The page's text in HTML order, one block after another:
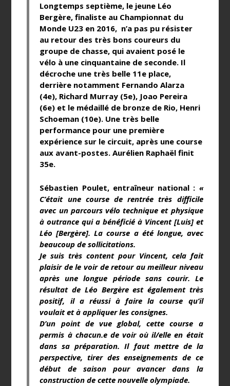
Longtemps septième, le jeune Léo
Bergère, finaliste au Championnat du
Monde U23 en 2016, n’a pas pu résister
au retour des très bons coureurs du
groupe de chasse, qui avaient posé le
vélo à une cinquantaine de seconde. Il
décroche une très belle 11e place,
derrière notamment Fernando Alarza
(4e), Richard Murray (5e), Joao Pereira
(6e) et le médaillé de bronze de Rio, Henri
Schoeman (10e). Une très belle
performance pour une première
expérience sur le circuit, après une course
aux avant-postes. Aurélien Raphaël finit
35e.
Sébastien Poulet, entraîneur national : «
C’était une course de rentrée très difficile
avec un parcours vélo technique et physique
à outrance qui a bénéficié à Vincent [Luis] et
Léo [Bergère]. La course a été longue, avec
beaucoup de sollicitations.
Je suis très content pour Vincent, cela fait
plaisir de le voir de retour au meilleur niveau
après une longue période sans courir. Le
résultat de Léo Bergère est également très
positif, il a réussi à faire la course qu’il
voulait et à appliquer les consignes.
D’un point de vue global, cette course a
permis à chacun.e de voir où il/elle en était
dans sa préparation. Il faut mettre de la
perspective, tirer des enseignements de ce
début de saison pour avancer dans la
construction de cette nouvelle olympiade.